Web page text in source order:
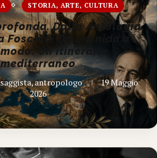
STORIA, ARTE, CULTURA
Dalla Antologia
Foscolo. Da Leonida a
Un itinerario
mediterraneo
antropologo
19 Maggio
2026